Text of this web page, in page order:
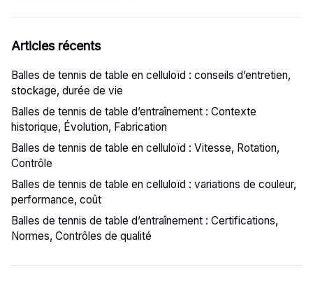
Articles récents
Balles de tennis de table en celluloïd : conseils d’entretien,
stockage, durée de vie
Balles de tennis de table d’entraînement : Contexte
historique, Évolution, Fabrication
Balles de tennis de table en celluloïd : Vitesse, Rotation,
Contrôle
Balles de tennis de table en celluloïd : variations de couleur,
performance, coût
Balles de tennis de table d’entraînement : Certifications,
Normes, Contrôles de qualité